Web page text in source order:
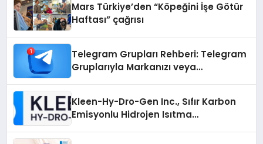
Mars Türkiye’den “Köpeğini İşe Götür
Haftası” çağrısı
Telegram Grupları Rehberi: Telegram
Gruplarıyla Markanızı veya
Kleen-Hy-Dro-Gen Inc., Sıfır Karbon
Emisyonlu Hidrojen Isıtma